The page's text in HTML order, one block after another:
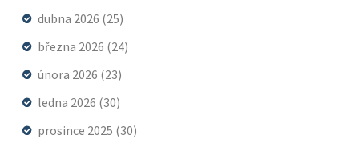
dubna 2026 (25)
března 2026 (24)
února 2026 (23)
ledna 2026 (30)
prosince 2025 (30)